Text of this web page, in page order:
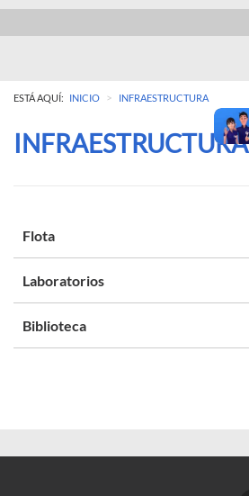
ESTÁ AQUÍ: INICIO > INFRAESTRUCTURA
INFRAESTRUCTURA
Flota
Laboratorios
Biblioteca